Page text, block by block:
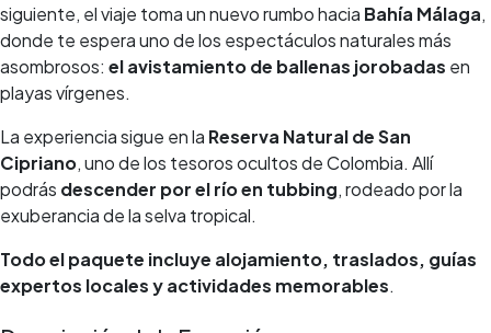
siguiente, el viaje toma un nuevo rumbo hacia Bahía Málaga,
donde te espera uno de los espectáculos naturales más
asombrosos: el avistamiento de ballenas jorobadas en
playas vírgenes.
La experiencia sigue en la Reserva Natural de San
Cipriano, uno de los tesoros ocultos de Colombia. Allí
podrás descender por el río en tubbing, rodeado por la
exuberancia de la selva tropical.
Todo el paquete incluye alojamiento, traslados, guías
expertos locales y actividades memorables.